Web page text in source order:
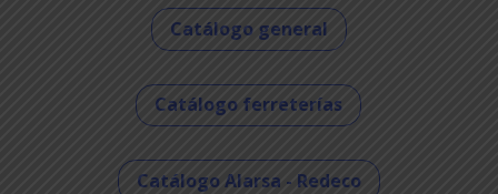
Catálogo general
Catálogo ferreterías
Catálogo Alarsa - Redeco